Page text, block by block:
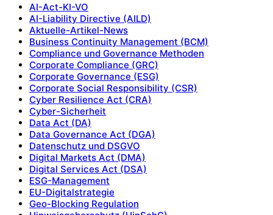
AI-Act-KI-VO
AI-Liability Directive (AILD)
Aktuelle-Artikel-News
Business Continuity Management (BCM)
Compliance und Governance Methoden
Corporate Compliance (GRC)
Corporate Governance (ESG)
Corporate Social Responsibility (CSR)
Cyber Resilience Act (CRA)
Cyber-Sicherheit
Data Act (DA)
Data Governance Act (DGA)
Datenschutz und DSGVO
Digital Markets Act (DMA)
Digital Services Act (DSA)
ESG-Management
EU-Digitalstrategie
Geo-Blocking Regulation